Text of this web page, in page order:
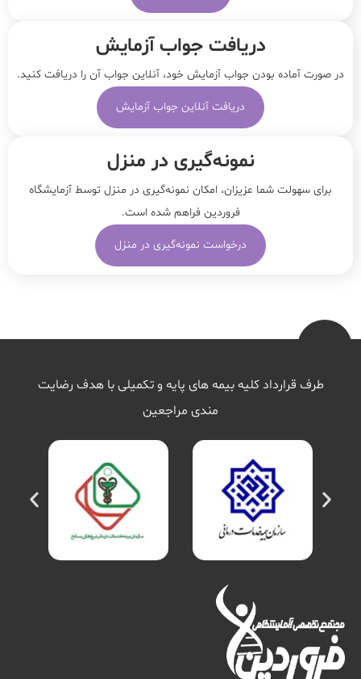
دریافت جواب آزمایش
در صورت آماده بودن جواب آزمایش خود، آنلاین جواب‌ آن را دریافت کنید.
دریافت آنلاین جواب آزمایش
نمونه‌‌گیری در منزل
برای سهولت شما عزیزان، امکان نمونه‌گیری در منزل توسط آزمایشگاه
فروردین فراهم شده است.
درخواست نمونه‌گیری در منزل
طرف قرارداد کلیه بیمه های پایه و تکمیلی با هدف رضایت
مندی مراجعین